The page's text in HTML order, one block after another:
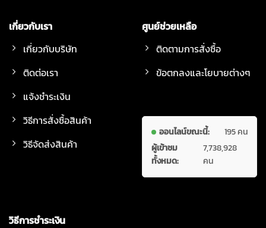
เกี่ยวกับเรา
เกี่ยวกับบริษัท
ติดต่อเรา
แจ้งชำระเงิน
วิธีการสั่งซื้อสินค้า
วิธีจัดส่งสินค้า
ศูนย์ช่วยเหลือ
ติดตามการสั่งซื้อ
ข้อตกลงและโยบายต่างๆ
ออนไลน์ขณะนี้:
195 คน
ผู้เข้าชม
ทั้งหมด:
7,738,928
คน
วิธีการชำระเงิน